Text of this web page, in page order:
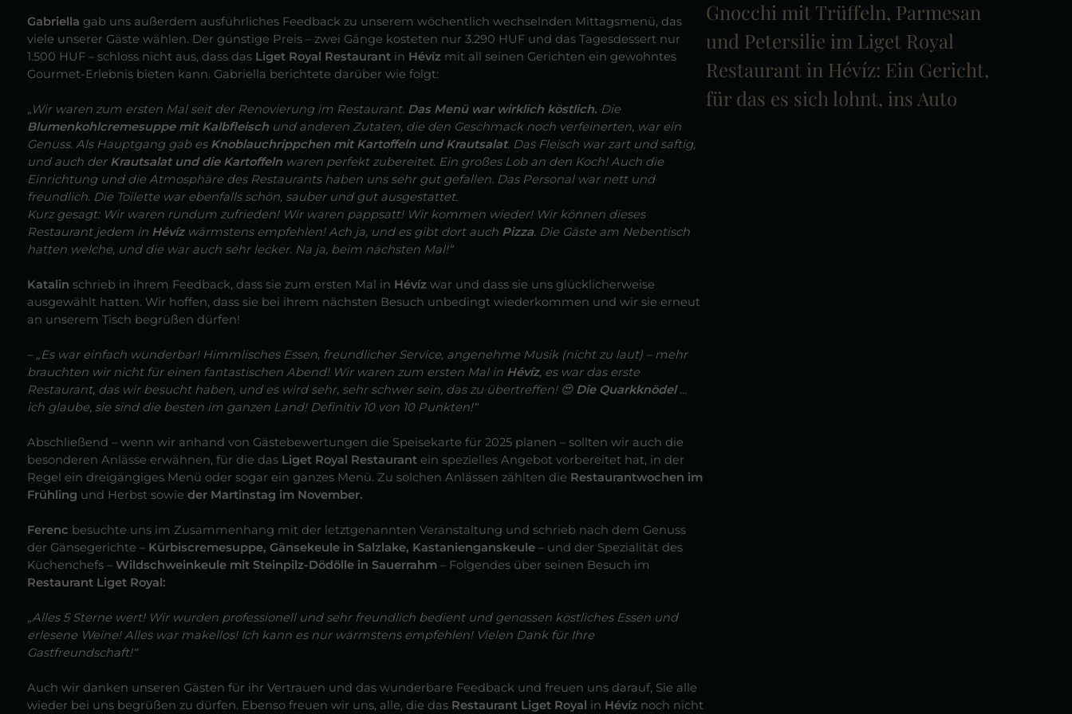
Gabriella gab uns außerdem ausführliches Feedback zu unserem wöchentlich wechselnden Mittagsmenü, das
viele unserer Gäste wählen. Der günstige Preis – zwei Gänge kosteten nur 3.290 HUF und das Tagesdessert nur
1.500 HUF – schloss nicht aus, dass dasLiget Royal Restaurantin Hévízmit all seinen Gerichten ein gewohntes
Gourmet-Erlebnis bieten kann. Gabriella berichtete darüber wie folgt:
„Wir waren zum ersten Mal seit der Renovierung im Restaurant.Das Menü war wirklich köstlich. Die
Blumenkohlcremesuppe mit Kalbfleisch und anderen Zutaten, die den Geschmack noch verfeinerten, war ein
Genuss. Als Hauptgang gab es Knoblauchrippchen mit Kartoffeln und Krautsalat. Das Fleisch war zart und saftig,
und auch der Krautsalat und die Kartoffeln waren perfekt zubereitet. Ein großes Lob an den Koch! Auch die
Einrichtung und die Atmosphäre des Restaurants haben uns sehr gut gefallen. Das Personal war nett und
freundlich. Die Toilette war ebenfalls schön, sauber und gut ausgestattet.
Kurz gesagt: Wir waren rundum zufrieden! Wir waren pappsatt! Wir kommen wieder! Wir können dieses
Restaurant jedem in Hévízwärmstens empfehlen! Ach ja, und es gibt dort auch Pizza. Die Gäste am Nebentisch
hatten welche, und die war auch sehr lecker. Na ja, beim nächsten Mal!“
Katalin schrieb in ihrem Feedback, dass sie zum ersten Mal in Hévíz war und dass sie uns glücklicherweise
ausgewählt hatten. Wir hoffen, dass sie bei ihrem nächsten Besuch unbedingt wiederkommen und wir sie erneut
an unserem Tisch begrüßen dürfen!
– „Es war einfach wunderbar! Himmlisches Essen, freundlicher Service, angenehme Musik (nicht zu laut) – mehr
brauchten wir nicht für einen fantastischen Abend! Wir waren zum ersten Mal in Hévíz, es war das erste
Restaurant, das wir besucht haben, und es wird sehr, sehr schwer sein, das zu übertreffen! 😍 Die Quarkknödel…
ich glaube, sie sind die besten im ganzen Land! Definitiv 10 von 10 Punkten!“
Abschließend – wenn wir anhand von Gästebewertungen die Speisekarte für 2025 planen – sollten wir auch die
besonderen Anlässe erwähnen, für die das Liget Royal Restaurantein spezielles Angebot vorbereitet hat, in der
Regel ein dreigängiges Menü oder sogar ein ganzes Menü. Zu solchen Anlässen zählten die Restaurantwochen im
Frühling und Herbst sowie der Martinstag im November.
Ferenc besuchte uns im Zusammenhang mit der letztgenannten Veranstaltung und schrieb nach dem Genuss
der Gänsegerichte – Kürbiscremesuppe, Gänsekeule in Salzlake, Kastanienganskeule– und der Spezialität des
Küchenchefs – Wildschweinkeule mit Steinpilz-Dödölle in Sauerrahm– Folgendes über seinen Besuch im
Restaurant Liget Royal:
„Alles 5 Sterne wert! Wir wurden professionell und sehr freundlich bedient und genossen köstliches Essen und
erlesene Weine! Alles war makellos! Ich kann es nur wärmstens empfehlen! Vielen Dank für Ihre
Gastfreundschaft!“
Auch wir danken unseren Gästen für ihr Vertrauen und das wunderbare Feedback und freuen uns darauf, Sie alle
wieder bei uns begrüßen zu dürfen. Ebenso freuen wir uns, alle, die das Restaurant Liget Royal in Hévíz noch nicht
Gnocchi mit Trüffeln, Parmesan
und Petersilie im Liget Royal
Restaurant in Hévíz: Ein Gericht,
für das es sich lohnt, ins Auto